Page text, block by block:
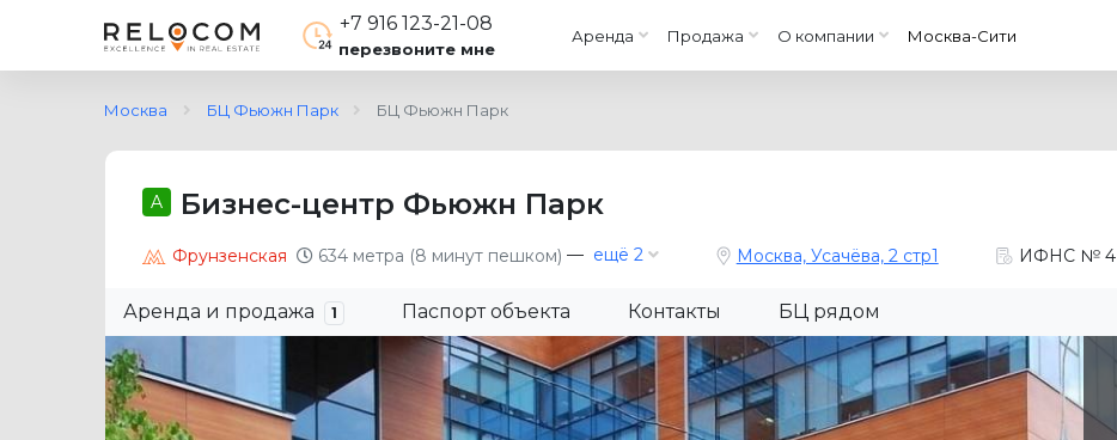
+7 916 123-21-08
перезвоните мне
Аренда Продажа О компании Москва-Сити
Москва БЦ Фьюжн Парк БЦ Фьюжн Парк
A Бизнес-центр Фьюжн Парк
Фрунзенская 634 метра (8 минут пешком) — ещё 2 Москва, Усачёва, 2 стр1 ИФНС № 4
Аренда и продажа 1 Паспорт объекта Контакты БЦ рядом